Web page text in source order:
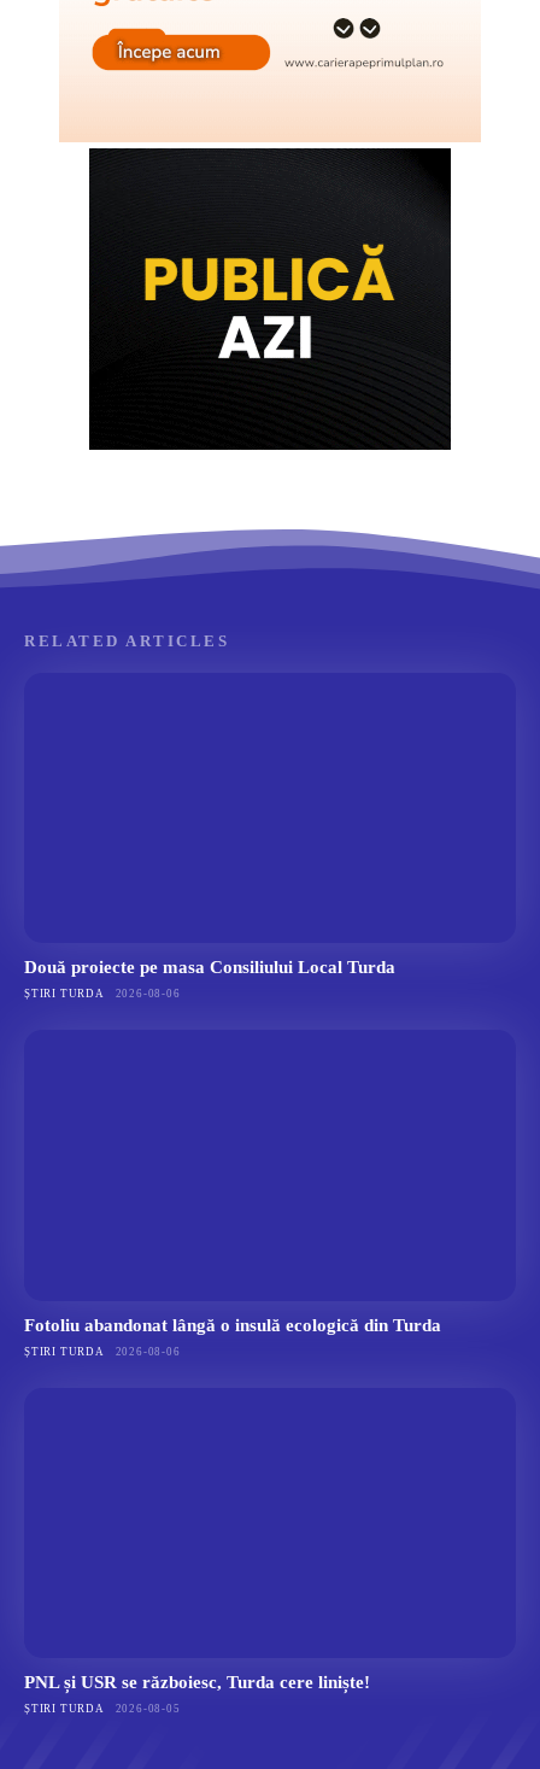
RELATED ARTICLES
Două proiecte pe masa Consiliului Local Turda
ȘTIRI TURDA 2026-08-06
Fotoliu abandonat lângă o insulă ecologică din Turda
ȘTIRI TURDA 2026-08-06
PNL și USR se războiesc, Turda cere liniște!
ȘTIRI TURDA 2026-08-05